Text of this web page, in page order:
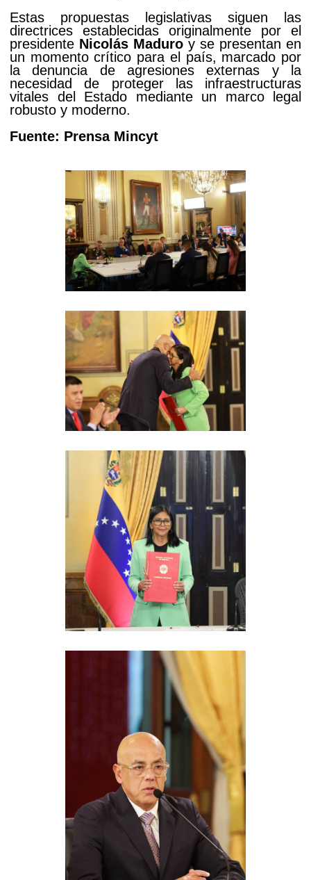
Estas propuestas legislativas siguen las
directrices establecidas originalmente por el
presidente Nicolás Maduro y se presentan en
un momento crítico para el país, marcado por
la denuncia de agresiones externas y la
necesidad de proteger las infraestructuras
vitales del Estado mediante un marco legal
robusto y moderno.
Fuente: Prensa Mincyt